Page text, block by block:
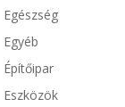
Egészség
Egyéb
Építőipar
Eszközök